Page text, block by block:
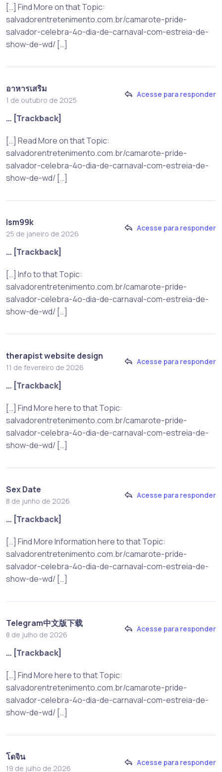
[…] Find More on that Topic:
salvadorentretenimento.com.br/camarote-pride-
salvador-celebra-4o-dia-de-carnaval-com-estreia-de-
show-de-wd/ […]
อาหารเสริม
1 de outubro de 2025
Acesse para responder
… [Trackback]
[…] Read More on that Topic:
salvadorentretenimento.com.br/camarote-pride-
salvador-celebra-4o-dia-de-carnaval-com-estreia-de-
show-de-wd/ […]
lsm99k
25 de janeiro de 2026
Acesse para responder
… [Trackback]
[…] Info to that Topic:
salvadorentretenimento.com.br/camarote-pride-
salvador-celebra-4o-dia-de-carnaval-com-estreia-de-
show-de-wd/ […]
therapist website design
11 de fevereiro de 2026
Acesse para responder
… [Trackback]
[…] Find More here to that Topic:
salvadorentretenimento.com.br/camarote-pride-
salvador-celebra-4o-dia-de-carnaval-com-estreia-de-
show-de-wd/ […]
Sex Date
8 de junho de 2026
Acesse para responder
… [Trackback]
[…] Find More Information here to that Topic:
salvadorentretenimento.com.br/camarote-pride-
salvador-celebra-4o-dia-de-carnaval-com-estreia-de-
show-de-wd/ […]
Telegram中文版下载
8 de julho de 2026
Acesse para responder
… [Trackback]
[…] Find More here to that Topic:
salvadorentretenimento.com.br/camarote-pride-
salvador-celebra-4o-dia-de-carnaval-com-estreia-de-
show-de-wd/ […]
โดจิน
19 de julho de 2026
Acesse para responder